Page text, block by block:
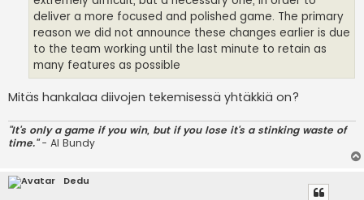
deliver a more focused and polished game. The primary
reason we did not announce these changes earlier is due
to the team working until the last minute to retain as
many features as possible
Mitäs hankalaa diivojen tekemisessä yhtäkkiä on?
"It's only a game if you win, but if you lose it's a stinking waste of
time."- Al Bundy
Dedu